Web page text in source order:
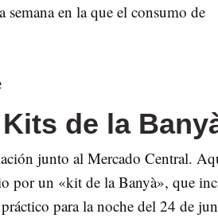
en la que el consumo de
de la
junto al Mercado Central.
por un «kit de la Banyà», que
para la noche del 24 de